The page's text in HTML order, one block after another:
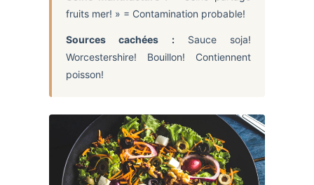
fruits mer! » = Contamination probable!
Sources cachées :Sauce soja!
Worcestershire! Bouillon! Contiennent
poisson!